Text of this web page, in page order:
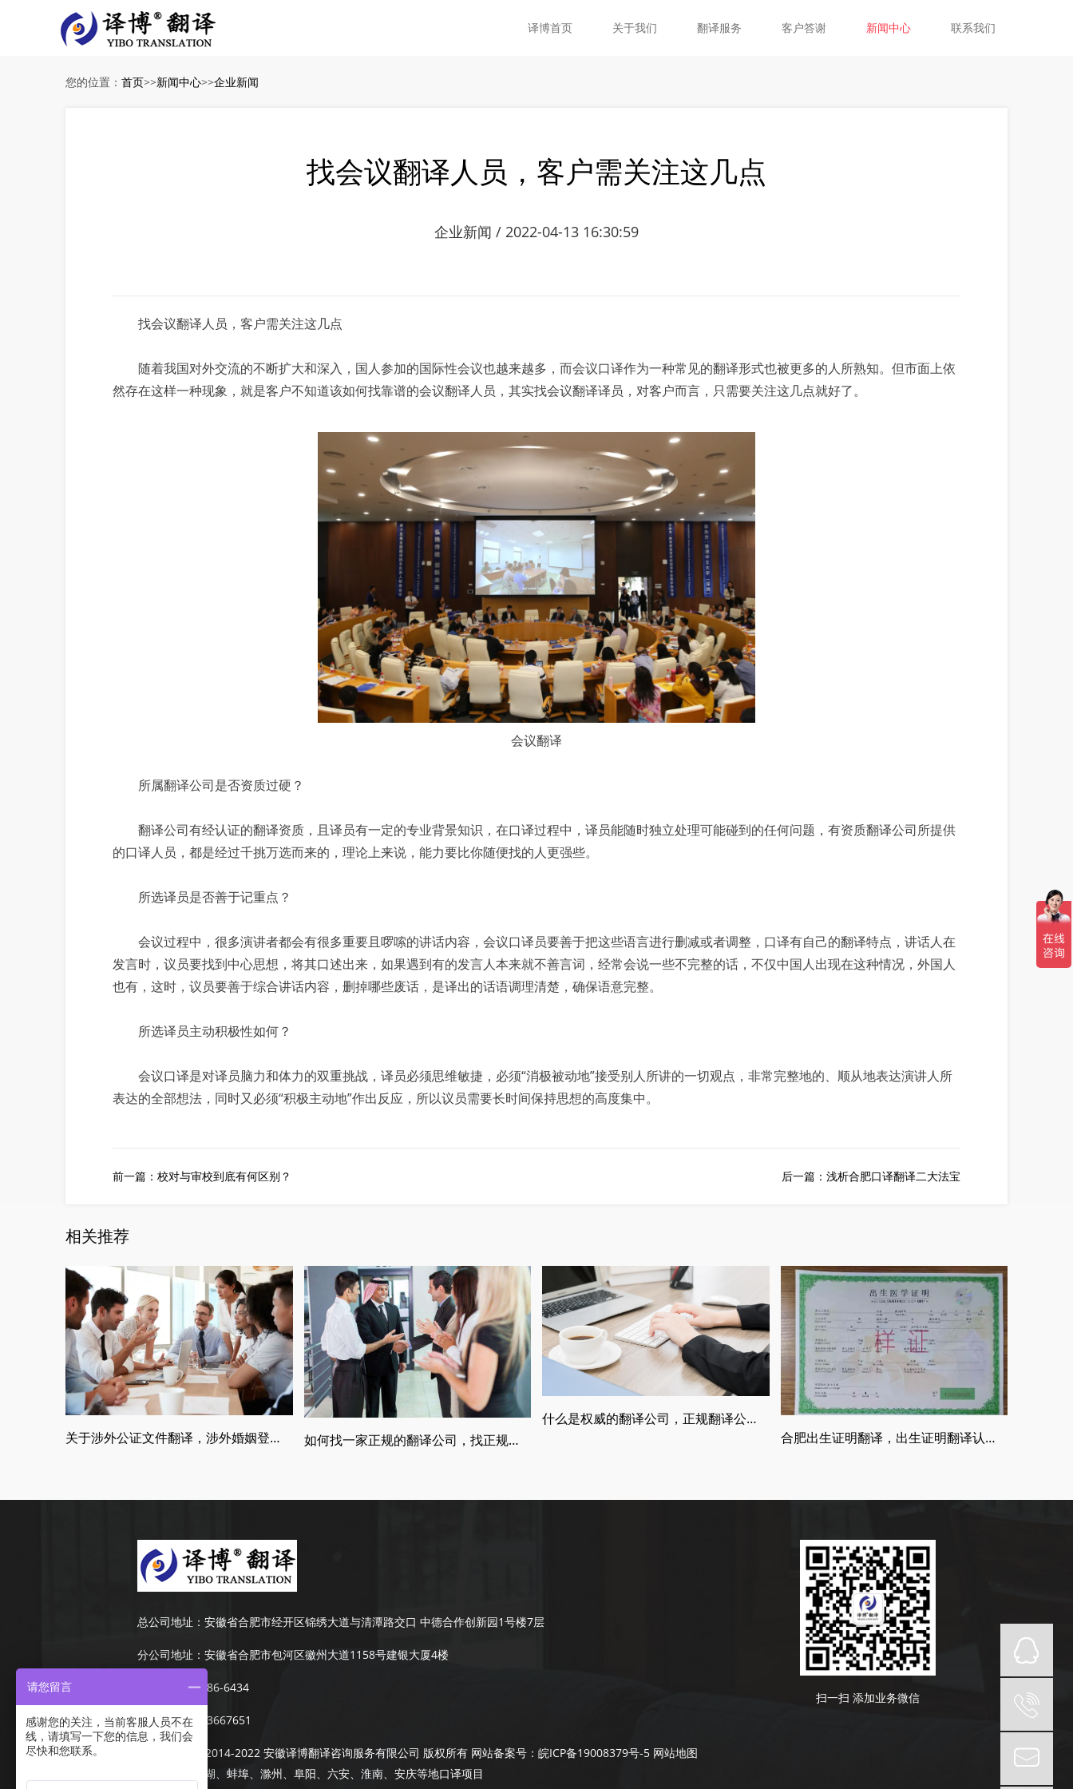
译博首页 关于我们 翻译服务 客户答谢 新闻中心 联系我们
您的位置： 首页>>新闻中心>>企业新闻
找会议翻译人员，客户需关注这几点
企业新闻 / 2022-04-13 16:30:59
找会议翻译人员，客户需关注这几点
随着我国对外交流的不断扩大和深入，国人参加的国际性会议也越来越多，而会议口译作为一种常见的翻译形式也被更多的人所熟知。但市面上依
然存在这样一种现象，就是客户不知道该如何找靠谱的会议翻译人员，其实找会议翻译译员，对客户而言，只需要关注这几点就好了。
会议翻译
所属翻译公司是否资质过硬？
翻译公司有经认证的翻译资质，且译员有一定的专业背景知识，在口译过程中，译员能随时独立处理可能碰到的任何问题，有资质翻译公司所提供
的口译人员，都是经过千挑万选而来的，理论上来说，能力要比你随便找的人更强些。
所选译员是否善于记重点？
会议过程中，很多演讲者都会有很多重要且啰嗦的讲话内容，会议口译员要善于把这些语言进行删减或者调整，口译有自己的翻译特点，讲话人在
发言时，议员要找到中心思想，将其口述出来，如果遇到有的发言人本来就不善言词，经常会说一些不完整的话，不仅中国人出现在这种情况，外国人
也有，这时，议员要善于综合讲话内容，删掉哪些废话，是译出的话语调理清楚，确保语意完整。
所选译员主动积极性如何？
会议口译是对译员脑力和体力的双重挑战，译员必须思维敏捷，必须“消极被动地”接受别人所讲的一切观点，非常完整地的、顺从地表达演讲人所
表达的全部想法，同时又必须“积极主动地”作出反应，所以议员需要长时间保持思想的高度集中。
前一篇： 校对与审校到底有何区别？ 后一篇： 浅析合肥口译翻译二大法宝
相关推荐
关于涉外公证文件翻译，涉外婚姻登记，留学翻译介绍 如何找一家正规的翻译公司，找正规翻译公司有哪些要求
什么是权威的翻译公司，正规翻译公司介绍
合肥出生证明翻译，出生证明翻译认证流程
扫一扫 添加业务微信
总公司地址： 安徽省合肥市经开区锦绣大道与清潭路交口 中德合作创新园1号楼7层
分公司地址： 安徽省合肥市包河区徽州大道1158号建银大厦4楼
189-4986-6434
电话：0551-63667651
Copyright © 2014-2022 安徽译博翻译咨询服务有限公司 版权所有 网站备案号： 皖ICP备19008379号-5 网站地图
承接合肥、芜湖、蚌埠、滁州、阜阳、六安、淮南、安庆等地口译项目
请您留言
感谢您的关注，当前客服人员不在
线，请填写一下您的信息，我们会
尽快和您联系。